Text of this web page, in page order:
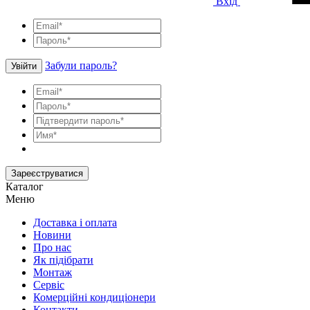
Увійти Забули пароль?
Зареєструватися
Каталог
Меню
Доставка і оплата
Новини
Про нас
Як підібрати
Монтаж
Сервіс
Комерційні кондиціонери